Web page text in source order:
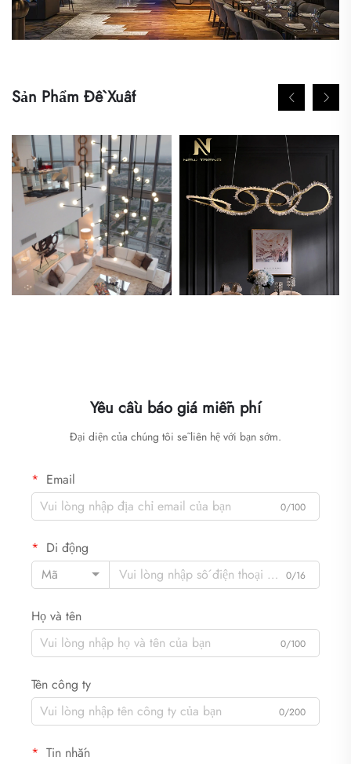
Sản Phẩm Đề Xuất
Yêu cầu báo giá miễn phí
Đại diện của chúng tôi sẽ liên hệ với bạn sớm.
Email
0/100
Di động
Mã
0/16
Họ và tên
0/100
Tên công ty
0/200
Tin nhắn